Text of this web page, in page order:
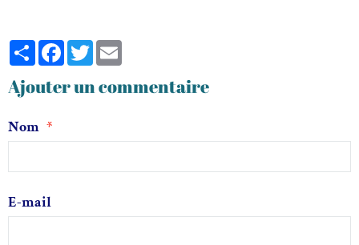
PartagerFacebook
Twitter
Ajouter un commentaire
Nom
E-mail